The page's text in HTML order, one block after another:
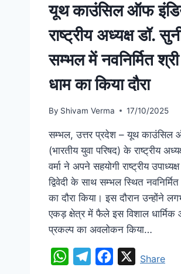
यूथ काउंसिल ऑफ
राष्ट्रीय अध्यक्ष डॉ.
सम्भल में नवनिर्मित
धाम का किया दौरा
By Shivam Verma 17/10/2025
सम्भल, उत्तर प्रदेश – यूथ काउंसिल
(भारतीय युवा परिषद) के राष्ट्रीय
वर्मा ने अपने सहयोगी राष्ट्रीय
द्विवेदी के साथ सम्भल स्थित
का दौरा किया। इस दौरान उन्होंने
एकड़ क्षेत्र में फैले इस विशाल धार्मिक
प्रकल्प का अवलोकन किया…
WhatsAppTelegramFacebook
XShare